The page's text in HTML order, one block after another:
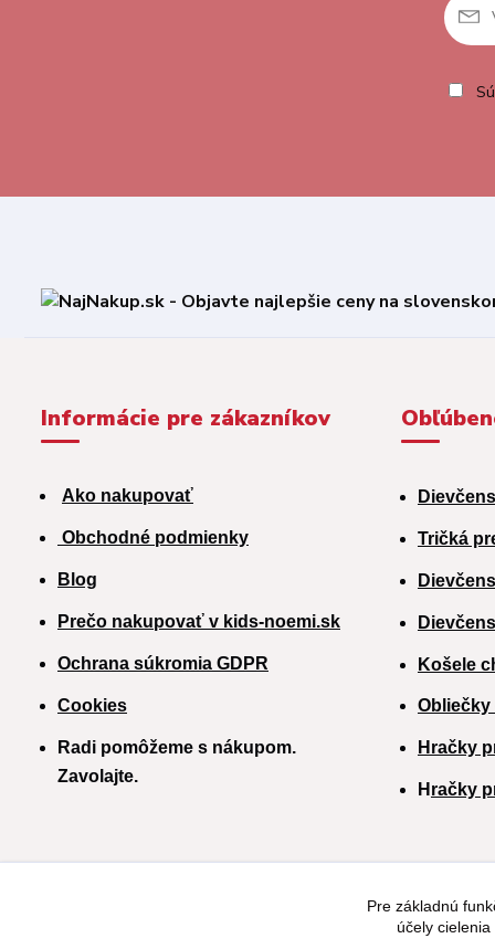
Informácie pre zákazníkov
Ako nakupovať
Obchodné podmienky
Blog
Prečo nakupovať v kids-noemi.sk
Ochrana súkromia GDPR
Cookies
Radi pomôžeme s nákupom.
Zavolajte.
Tričká
Košele
Hračky
H račky
Pre základnú
účely